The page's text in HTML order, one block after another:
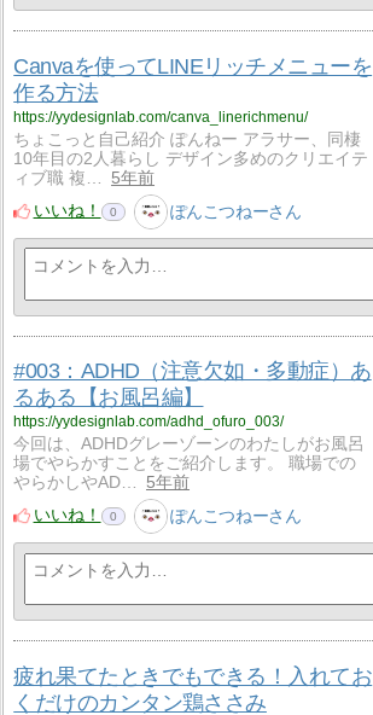
Canvaを使ってLINEリッチメニューを
作る方法
https://yydesignlab.com/canva_linerichmenu/
ちょこっと自己紹介 ぽんねー アラサー、同棲
10年目の2人暮らし デザイン多めのクリエイテ
ィブ職 複…
5年前
いいね！
0 ぽんこつねーさん
#003：ADHD（注意欠如・多動症）あ
るある【お風呂編】
https://yydesignlab.com/adhd_ofuro_003/
今回は、ADHDグレーゾーンのわたしがお風呂
場でやらかすことをご紹介します。 職場での
やらかしやAD…
5年前
いいね！
0 ぽんこつねーさん
疲れ果てたときでもできる！入れてお
くだけのカンタン鶏ささみ